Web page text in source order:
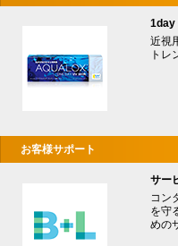
1day
近視
トレ
お客様サポート
サー
コン
を守
めの